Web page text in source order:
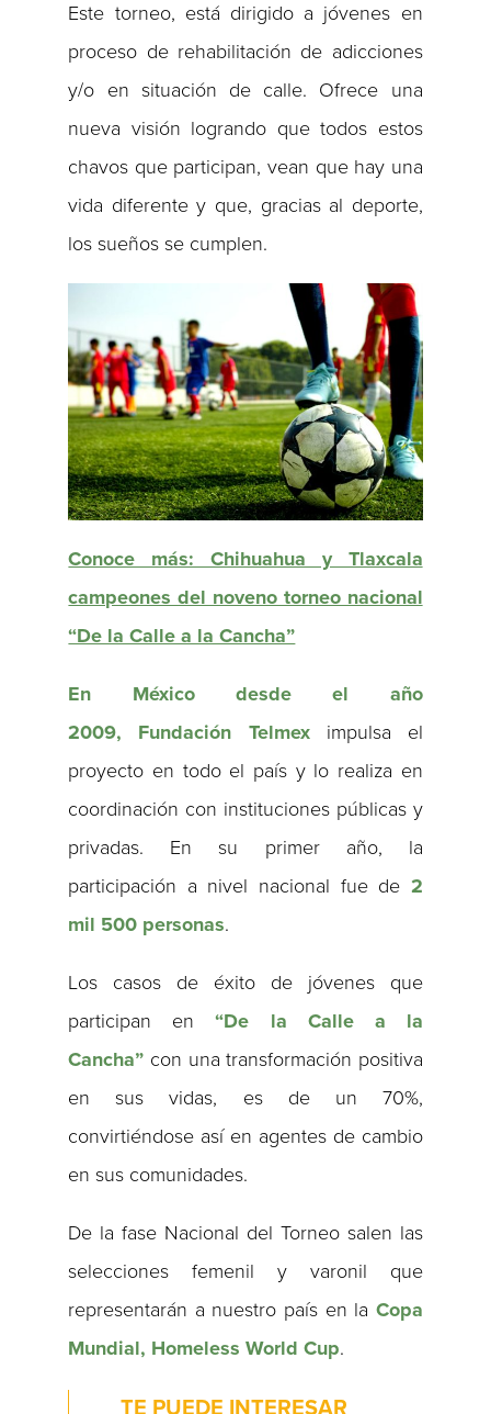
Este torneo, está dirigido a jóvenes en
proceso de rehabilitación de adicciones
y/o en situación de calle. Ofrece una
nueva visión logrando que todos estos
chavos que participan, vean que hay una
vida diferente y que, gracias al deporte,
los sueños se cumplen.
Conoce más: Chihuahua y Tlaxcala
campeones del noveno torneo nacional
“De la Calle a la Cancha”
En México desde el año
2009,
Fundación Telmeximpulsa el
proyecto en todo el país y lo realiza en
coordinación con instituciones públicas y
privadas. En su primer año, la
participación a nivel nacional fue de 2
mil 500 personas.
Los casos de éxito de jóvenes que
participan en “De la Calle a la
Cancha” con una transformación positiva
en sus vidas, es de un 70%,
convirtiéndose así en agentes de cambio
en sus comunidades.
De la fase Nacional del Torneo salen las
selecciones femenil y varonil que
representarán a nuestro país en la Copa
Mundial, Homeless World Cup.
TE PUEDE INTERESAR